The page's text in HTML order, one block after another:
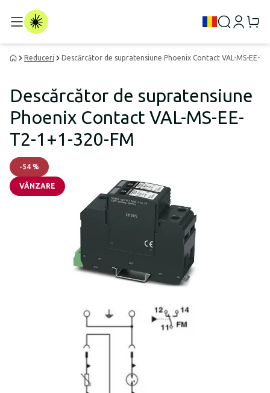
Reduceri Descărcător de supratensiune Phoenix Contact VAL-MS-EE-
Descărcător de supratensiune
Phoenix Contact VAL-MS-EE-
T2-1+1-320-FM
-54 %
VÂNZARE